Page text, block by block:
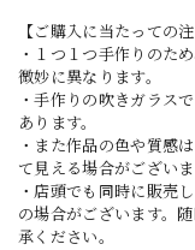
【ご購入に当たっての
・１つ１つ手作りのた
微妙に異なります。
・手作りの吹きガラス
あります。
・また作品の色や質感
て見える場合がございま
・店頭でも同時に販売
の場合がございます。
承ください。